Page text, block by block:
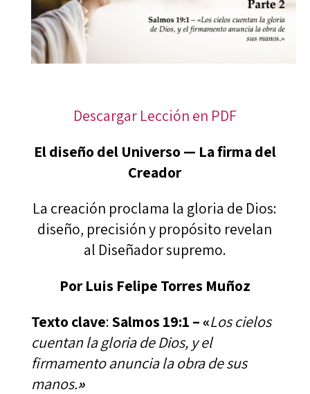
Descargar Lección en PDF
El diseño del Universo — La firma del
Creador
La creación proclama la gloria de Dios:
diseño, precisión y propósito revelan
al Diseñador supremo.
Por Luis Felipe Torres Muñoz
Texto clave:Salmos 19:1 – «Los cielos
cuentan la gloria de Dios, y el
firmamento anuncia la obra de sus
manos.»